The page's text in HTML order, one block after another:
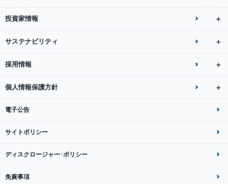
投資家情報
サステナビリティ
採用情報
個人情報保護方針
電子公告
サイトポリシー
ディスクロージャー･ポリシー
免責事項